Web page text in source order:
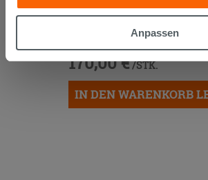
gesammelt haben, kombinieren. Falls
möchten oder Ihre Zustimmung zu allen
Zustimmung kann durch Klicken auf
die Schaltfläche "X" klicken, können
nach der Installation der technischen
Anpassen
OFFENES FACH TRENDY
cm BELGRAVIA
170,00 € /STK.
IN DEN WARENKORB